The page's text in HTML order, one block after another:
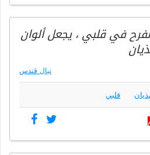
في قلبي ، يجعل ألوان
نبال قندس
قلبي